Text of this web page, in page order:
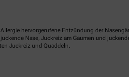
hervorgerufene Entzündung der
Nase, Juckreiz am Gaumen und
Juckreiz und Quaddeln.